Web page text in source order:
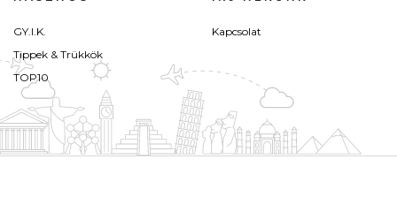
GY.I.K.
Tippek & Trükkök
TOP10
Kapcsolat